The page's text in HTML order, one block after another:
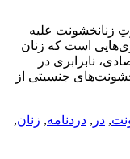
زنانخشونت علیه
است که زنان
نابرابری در
جنسیتی از
, در , دردنامه, زنان,